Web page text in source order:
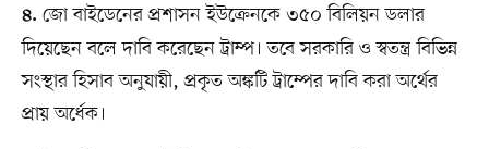
৪. জো বাইডেনের প্রশাসন ইউক্রেনকে ৩৫০ বিলিয়ন ডলার
দিয়েছেন বলে দাবি করেছেন ট্রাম্প। তবে সরকারি ও স্বতন্ত্র বিভিন্ন
সংস্থার হিসাব অনুযায়ী, প্রকৃত অঙ্কটি ট্রাম্পের দাবি করা অর্থের
প্রায় অর্ধেক।